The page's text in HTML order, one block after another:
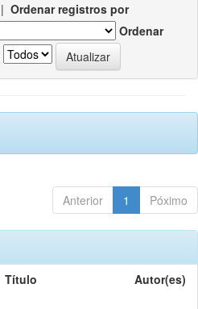
| Ordenar registros por
Ordenar
Anterior 1 Póximo
Título Autor(es)